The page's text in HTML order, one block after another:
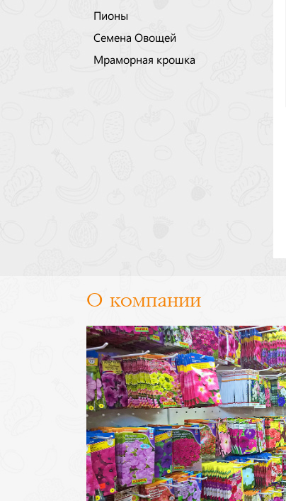
Пионы
Семена Овощей
Мраморная крошка
О компании